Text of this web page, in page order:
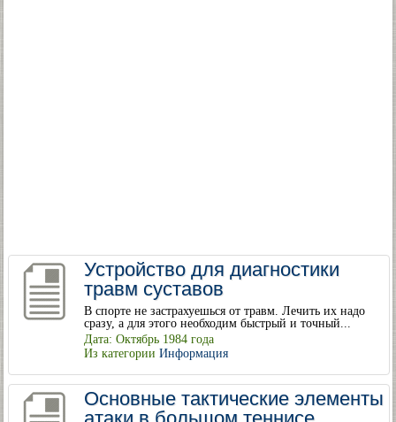
Устройство для диагностики
травм суставов
В спорте не застрахуешься от травм. Лечить их надо
сразу, а для этого необходим быстрый и точный...
Дата: Октябрь 1984 года
Из категории Информация
Основные тактические элементы